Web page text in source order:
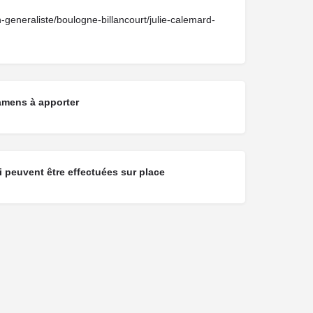
generaliste/boulogne-billancourt/julie-calemard-
à apporter
peuvent être effectuées sur place